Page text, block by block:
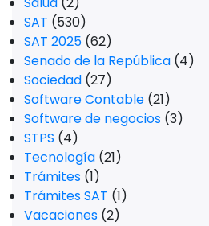
SAT (530)
SAT 2025 (62)
Senado de la República (4)
Sociedad (27)
Software Contable (21)
Software de negocios (3)
STPS (4)
Tecnología (21)
Trámites (1)
Trámites SAT (1)
Vacaciones (2)